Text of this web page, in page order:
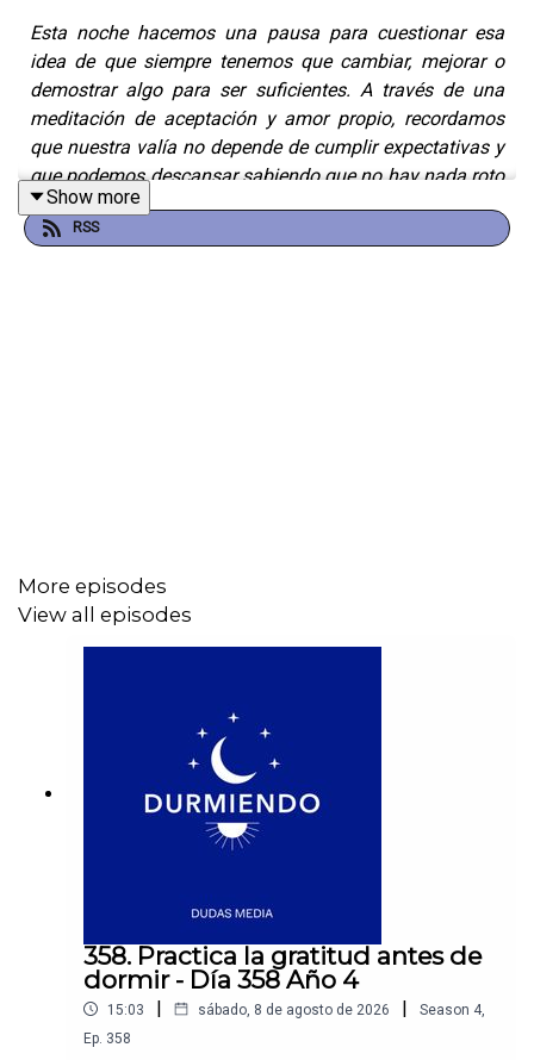
Esta noche hacemos una pausa para cuestionar esa
idea de que siempre tenemos que cambiar, mejorar o
demostrar algo para ser suficientes. A través de una
meditación de aceptación y amor propio, recordamos
que nuestra valía no depende de cumplir expectativas y
que podemos descansar sabiendo que no hay nada roto
dentro de nosotros.
A lo largo de estos 4 años de Durmiendo Podcast,
personas
Practicar la aceptación y el amor propio antes de
dormir
Si quieres conocer más de Durmiendo Podcast
síguenos en nuestras redes sociales:
https://link.dudasmedia.com/InstagramDSDO
💙YouTube→
https://link.dudasmedia.com/YouTubeDSDO
💙TikTok → https://link.dudasmedia.com/TikTokDSDO
Show more
RSS
More episodes
View all episodes
358. Practica la gratitud antes de
dormir - Día 358 Año 4
15:03 | sábado, 8 de agosto de 2026 | Season 4,
Ep. 358